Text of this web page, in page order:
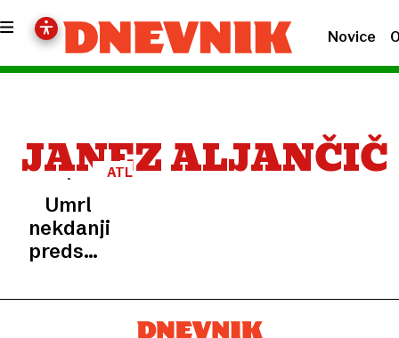
Novice
JANEZ ALJANČIČ
ATLETIKA
Umrl
nekdanji
predsednik
zveze